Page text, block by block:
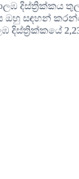
දිස්ත්‍රික්කය තුල
සඳහන්